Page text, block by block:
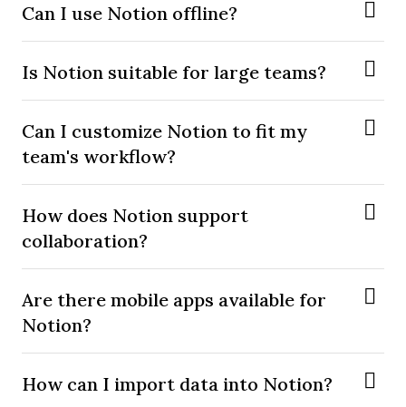
Can I use Notion offline?
Is Notion suitable for large teams?
Can I customize Notion to fit my
team's workflow?
How does Notion support
collaboration?
Are there mobile apps available for
Notion?
How can I import data into Notion?